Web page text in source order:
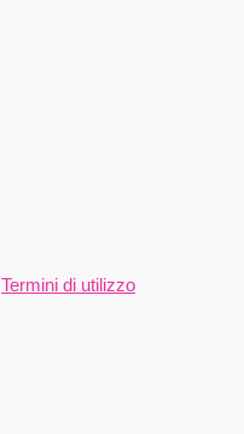
Termini di utilizzo